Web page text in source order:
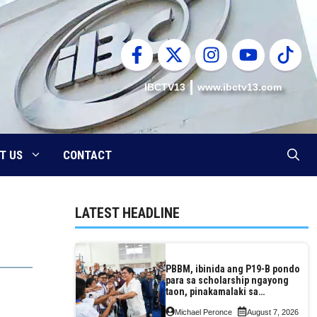
IBCTV13 www.ibctv13.com
US CONTACT
LATEST HEADLINE
PBBM, ibinida ang P19-B pondo
para sa scholarship ngayong
taon, pinakamalaki sa
Michael Peronce August 7, 2026